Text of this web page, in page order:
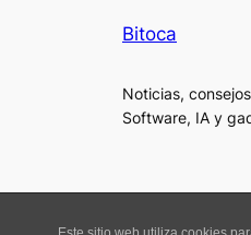
Bitoca
Noticias,
Software, IA y